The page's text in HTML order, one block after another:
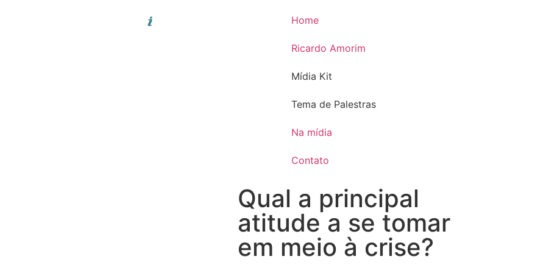
Home
Ricardo Amorim
Mídia Kit
Tema de Palestras
Na mídia
Contato
Qual a principal
atitude a se tomar
em meio à crise?